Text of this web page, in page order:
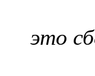
это